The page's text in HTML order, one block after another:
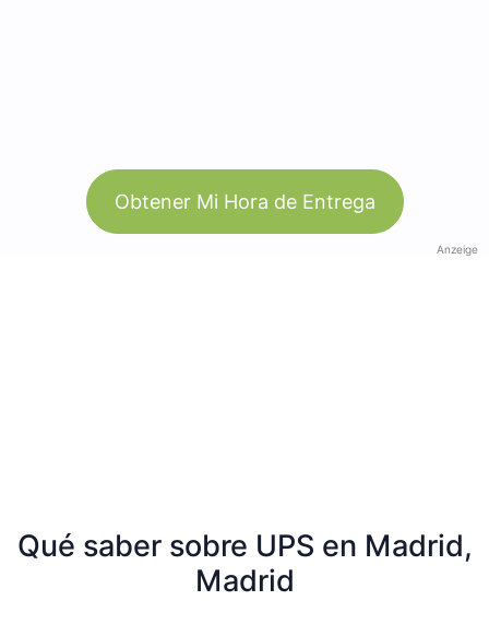
Obtener Mi Hora de Entrega
Anzeige
Qué saber sobre UPS en Madrid,
Madrid